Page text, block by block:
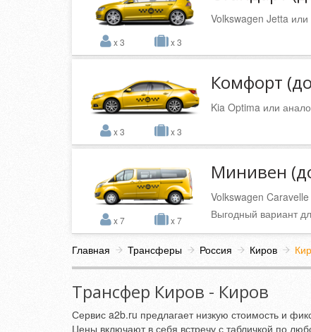
Главная Трансферы Россия Киров
Трансфер Киров - Киров
Сервис a2b.ru предлагает низкую стоимость и
Цены включают в себя встречу с табличкой по
x 3 x 3
Volkswagen Jetta или
x 3 x 3
Комфорт
Kia Optima или
x 7 x 7
Минивен
Volkswagen
Выгодный вариант